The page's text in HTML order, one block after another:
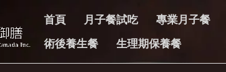
首頁 月子餐試吃 專業月子餐
術後養生餐
生理期保養餐